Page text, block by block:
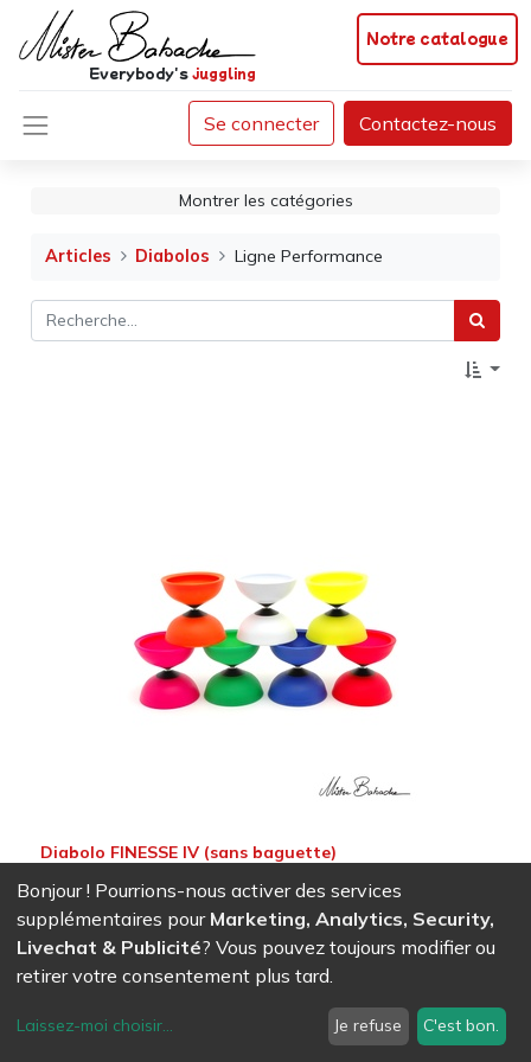
Notre catalogue
Everybody'sjuggling
Se connecter Contactez-nous
Montrer les catégories
Articles Diabolos Ligne Performance
Diabolo FINESSE IV (sans baguette)
38,98CHF
Bonjour ! Pourrions-nous activer des services
supplémentaires pour Marketing, Analytics, Security,
Livechat & Publicité? Vous pouvez toujours modifier ou
retirer votre consentement plus tard.
Laissez-moi choisir... Je refuse C'est bon.